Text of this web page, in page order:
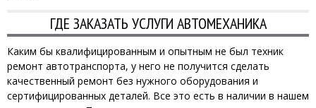
ГДЕ ЗАКАЗАТЬ УСЛУГИ АВТОМЕХАНИКА
Каким бы квалифицированным и опытным не был техник
ремонт автотранспорта, у него не получится сделать
качественный ремонт без нужного оборудования и
сертифицированных деталей. Все это есть в наличии в нашем